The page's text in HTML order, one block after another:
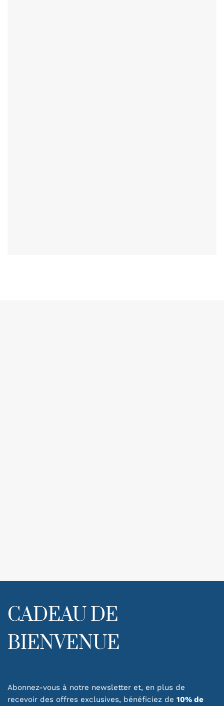
CADEAU DE
BIENVENUE
Abonnez-vous à notre newsletter et, en plus de
recevoir des offres exclusives, bénéficiez de 10% de